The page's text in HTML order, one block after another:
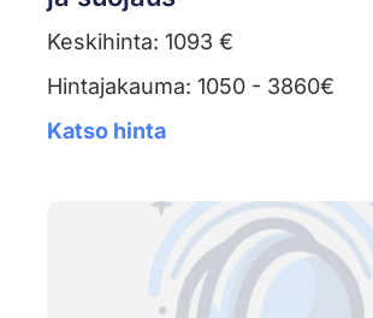
Keskihinta: 1093 €
Hintajakauma: 1050 - 3860€
Katso hinta